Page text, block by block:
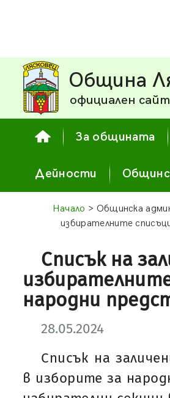
Община
официален сайт
За общината
Дейности
Начало > Общинска
избирателните
Списък на
народни
28.05.2024
Списък на
в изборите за